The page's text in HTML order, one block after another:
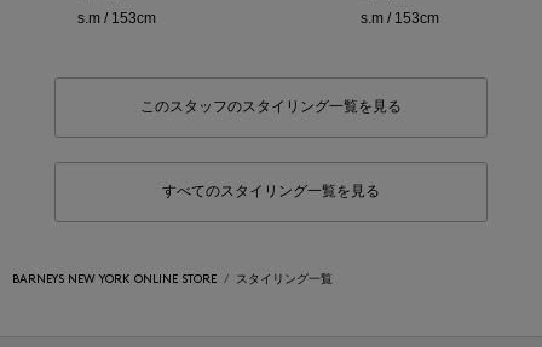
s.m / 153cm
s.m / 153cm
このスタッフのスタイリング一覧を見る
すべてのスタイリング一覧を見る
BARNEYS NEW YORK ONLINE STORE スタイリング一覧